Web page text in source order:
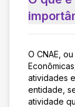
O CNAE,
atividades
entidade,
atividade